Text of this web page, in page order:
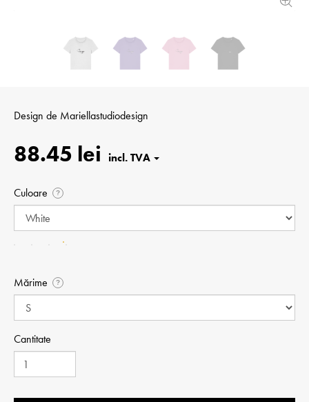
Design de Mari­el­las­tudi­odesign
88.45 lei
Culoare ?
Mărime ?
Cantitate